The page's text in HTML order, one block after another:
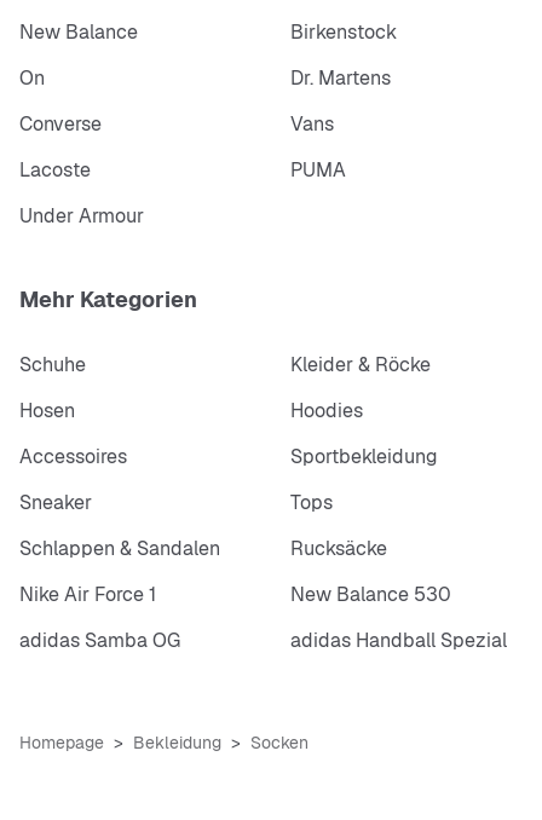
New Balance
Birkenstock
On
Dr. Martens
Converse
Vans
Lacoste
PUMA
Under Armour
Mehr Kategorien
Schuhe
Kleider & Röcke
Hosen
Hoodies
Accessoires
Sportbekleidung
Sneaker
Tops
Schlappen & Sandalen
Rucksäcke
Nike Air Force 1
New Balance 530
adidas Samba OG
adidas Handball Spezial
Homepage Bekleidung Socken